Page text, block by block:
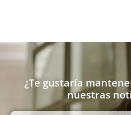
¿Te gustaría
nuestras